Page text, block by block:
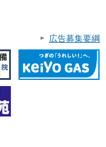
広告募集要綱